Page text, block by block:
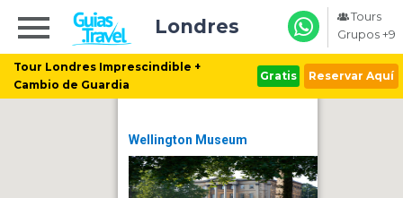
Tour Londres Imprescindible +
Cambio de Guardia
Gratis Reservar Aquí
Londres
Tours
Grupos +9
Wellington Museum